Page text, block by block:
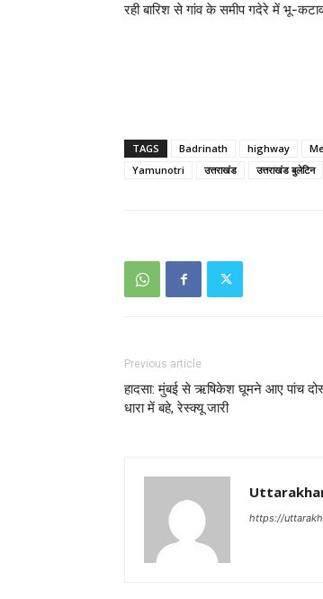
रही बारिश से गांव के समीप गदेरे में भू-
TAGS Badrinath highway
Yamunotri
उत्तराखंड उत्तराखंड बुलेटिन
Previous article
हादसा: मुंबई से ऋषिकेश घूमने आए पांच
धारा में बहे, रेस्क्यू जारी
https://